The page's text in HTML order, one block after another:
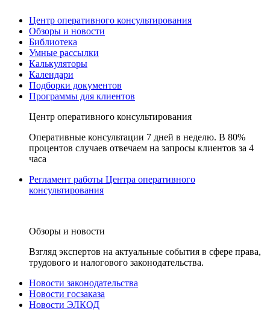
Центр оперативного консультирования
Обзоры и новости
Библиотека
Умные рассылки
Калькуляторы
Календари
Подборки документов
Программы для клиентов
Центр оперативного консультирования
Оперативные консультации 7 дней в неделю. В 80%
процентов случаев отвечаем на запросы клиентов за 4
часа
Регламент работы Центра оперативного
консультирования
Обзоры и новости
Взгляд экспертов на актуальные события в сфере права,
трудового и налогового законодательства.
Новости законодательства
Новости госзаказа
Новости ЭЛКОД